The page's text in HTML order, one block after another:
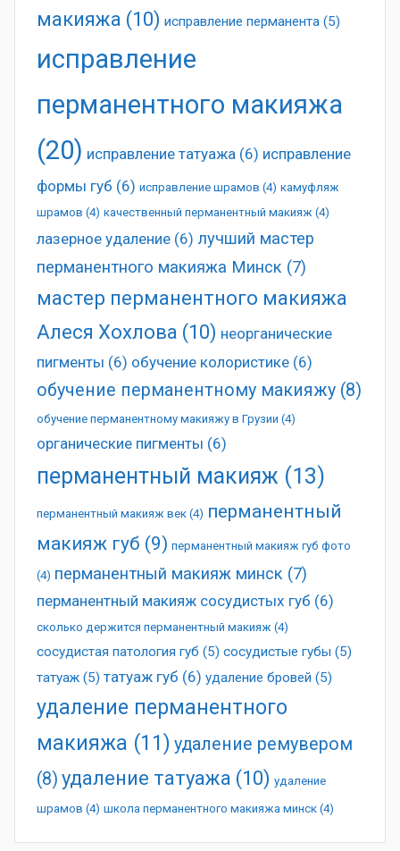
макияжа (10) исправление перманента (5)
исправление
перманентного макияжа
(20) исправление татуажа (6) исправление
формы губ (6) исправление шрамов (4) камуфляж
шрамов (4) качественный перманентный макияж (4)
лазерное удаление (6) лучший мастер
перманентного макияжа Минск (7)
мастер перманентного макияжа
Алеся Хохлова (10) неорганические
пигменты (6) обучение колористике (6)
обучение перманентному макияжу (8)
обучение перманентному макияжу в Грузии (4)
органические пигменты (6)
перманентный макияж (13)
перманентный макияж век (4) перманентный
макияж губ (9) перманентный макияж губ фото
(4) перманентный макияж минск (7)
перманентный макияж сосудистых губ (6)
сколько держится перманентный макияж (4)
сосудистая патология губ (5) сосудистые губы (5)
татуаж (5) татуаж губ (6) удаление бровей (5)
удаление перманентного
макияжа (11) удаление ремувером
(8) удаление татуажа (10) удаление
шрамов (4) школа перманентного макияжа минск (4)